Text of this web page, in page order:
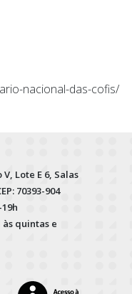
nacional-das-cofis/
Lote E 6, Salas
70393-904
quintas e